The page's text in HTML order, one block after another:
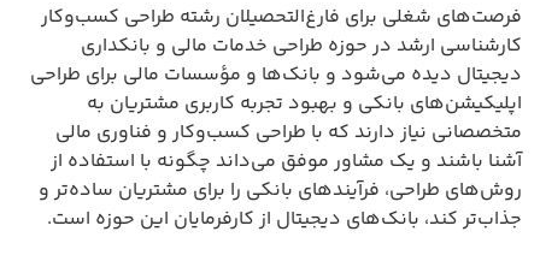
فرصت‌های شغلی برای فارغ‌التحصیلان رشته طراحی کسب‌وکار
کارشناسی ارشد در حوزه طراحی خدمات مالی و بانکداری
دیجیتال دیده می‌شود و بانک‌ها و مؤسسات مالی برای طراحی
اپلیکیشن‌های بانکی و بهبود تجربه کاربری مشتریان به
متخصصانی نیاز دارند که با طراحی کسب‌وکار و فناوری مالی
آشنا باشند و یک مشاور موفق می‌داند چگونه با استفاده از
روش‌های طراحی، فرآیندهای بانکی را برای مشتریان ساده‌تر و
جذاب‌تر کند، بانک‌های دیجیتال از کارفرمایان این حوزه است.